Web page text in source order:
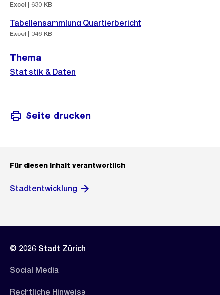
Excel | 630 KB
Tabellensammlung Quartierbericht
Excel | 346 KB
Thema
Statistik & Daten
Seite drucken
Für diesen Inhalt verantwortlich
Stadtentwicklung
© 2026 Stadt Zürich
Social Media
Rechtliche Hinweise